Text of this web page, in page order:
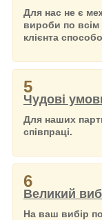
Для нас не є
вироби по всім
клієнта
5
Чудові
Для наших
співпраці.
6
Великий
На ваш вибір